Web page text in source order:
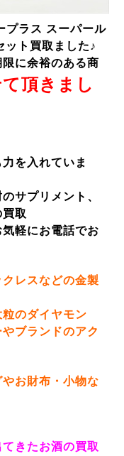
プラス スーパール
ット買取ました♪
に余裕のある商
頂きまし
を入れていま
サプリメント、
取
軽にお電話でお
レスなどの金製
のダイヤモン
ブランドのアク
お財布・小物な
きたお酒の買取